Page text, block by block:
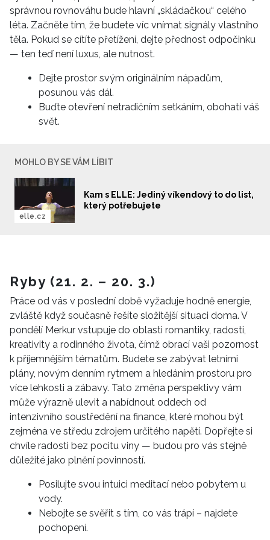
NEWSLETTER
správnou rovnováhu bude hlavní „skládačkou“ celého
léta. Začněte tím, že budete víc vnímat signály vlastního
těla. Pokud se cítíte přetížení, dejte přednost odpočinku
— ten teď není luxus, ale nutnost.
Dejte prostor svým originálním nápadům,
posunou vás dál.
Buďte otevření netradičním setkáním, obohatí váš
svět.
MOHLO BY SE VÁM LÍBIT
Kam s ELLE: Jediný víkendový to do list,
který potřebujete
elle.cz
Ryby (21. 2. – 20. 3.)
Práce od vás v poslední době vyžaduje hodně energie,
zvláště když současně řešíte složitější situaci doma. V
pondělí Merkur vstupuje do oblasti romantiky, radosti,
kreativity a rodinného života, čímž obrací vaši pozornost
k příjemnějším tématům. Budete se zabývat letními
plány, novým denním rytmem a hledáním prostoru pro
více lehkosti a zábavy. Tato změna perspektivy vám
může výrazně ulevit a nabídnout oddech od
intenzivního soustředění na finance, které mohou být
zejména ve středu zdrojem určitého napětí. Dopřejte si
chvíle radosti bez pocitu viny — budou pro vás stejně
důležité jako plnění povinností.
Posilujte svou intuici meditací nebo pobytem u
vody.
Nebojte se svěřit s tím, co vás trápí – najdete
pochopení.